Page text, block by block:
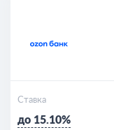
Ставка
до 15.10%